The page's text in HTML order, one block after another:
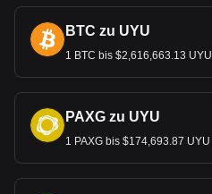
BTC zu UYU
1 BTC bis $2,616,663.13 UYU
PAXG zu UYU
1 PAXG bis $174,693.87 UYU